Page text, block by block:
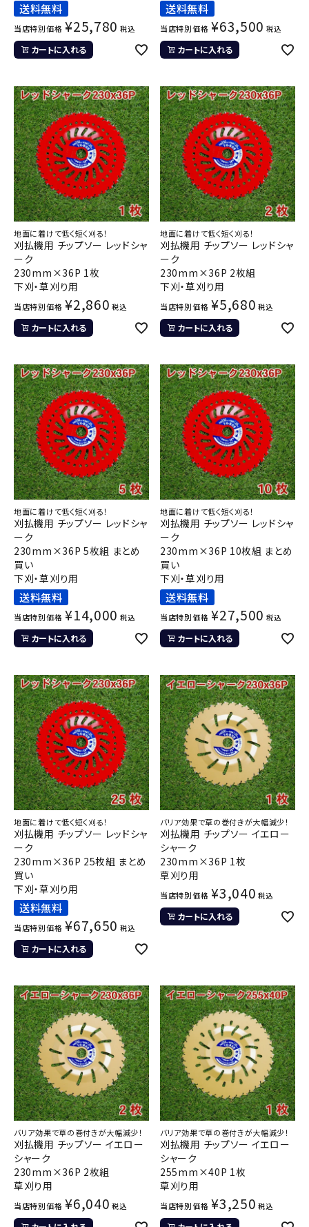
送料無料
当店特別価格 ¥25,780 税込
カートに入れる
送料無料
当店特別価格 ¥63,500 税込
カートに入れる
地面に着けて低く短く刈る！
刈払機用 チップソー レッドシャ
ーク
230mm×36P 1枚
下刈・草刈り用
当店特別価格 ¥2,860 税込
カートに入れる
地面に着けて低く短く刈る！
刈払機用 チップソー レッドシャ
ーク
230mm×36P 2枚組
下刈・草刈り用
当店特別価格 ¥5,680 税込
カートに入れる
地面に着けて低く短く刈る！
刈払機用 チップソー レッドシャ
ーク
230mm×36P 5枚組 まとめ
買い
下刈・草刈り用
送料無料
当店特別価格 ¥14,000 税込
カートに入れる
地面に着けて低く短く刈る！
刈払機用 チップソー レッドシャ
ーク
230mm×36P 10枚組 まとめ
買い
下刈・草刈り用
送料無料
当店特別価格 ¥27,500 税込
カートに入れる
地面に着けて低く短く刈る！
刈払機用 チップソー レッドシャ
ーク
230mm×36P 25枚組 まとめ
買い
下刈・草刈り用
送料無料
当店特別価格 ¥67,650 税込
カートに入れる
バリア効果で草の巻付きが大幅減少！
刈払機用 チップソー イエロー
シャーク
230mm×36P 1枚
草刈り用
当店特別価格 ¥3,040 税込
カートに入れる
バリア効果で草の巻付きが大幅減少！
刈払機用 チップソー イエロー
シャーク
230mm×36P 2枚組
草刈り用
当店特別価格 ¥6,040 税込
バリア効果で草の巻付きが大幅減少！
刈払機用 チップソー イエロー
シャーク
255mm×40P 1枚
草刈り用
当店特別価格 ¥3,250 税込